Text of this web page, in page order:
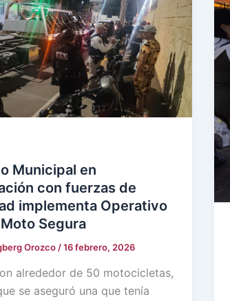
Municipal en
con fuerzas de
implementa Operativo
Segura
Orozco /16 febrero, 2026
alrededor de 50 motocicletas,
se aseguró una que tenía